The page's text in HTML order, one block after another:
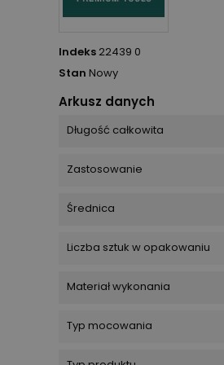
Indeks 22439 0
Stan Nowy
Arkusz danych
Długość całkowita
Zastosowanie
Średnica
Liczba sztuk w opakowaniu
Materiał wykonania
Typ mocowania